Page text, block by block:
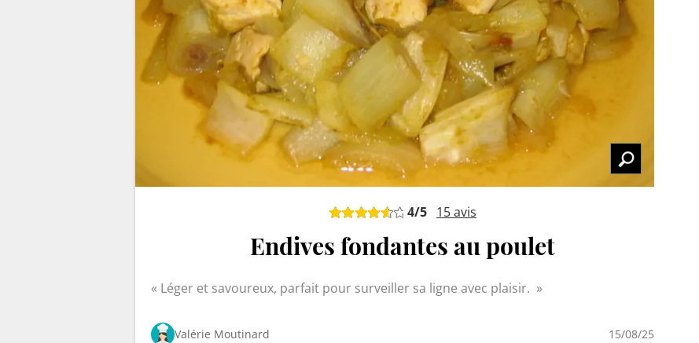
4/5 15avis
Endives fondantes au poulet
Léger et savoureux, parfait pour surveiller sa ligne avec plaisir.
Valérie Moutinard 15/08/25